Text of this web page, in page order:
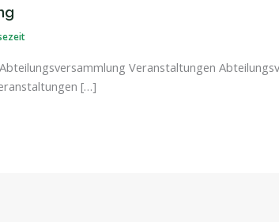
Veranstaltungen
[…]